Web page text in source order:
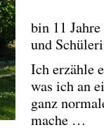
bin 11
und
Ich erzähle
was ich an
ganz
mache …